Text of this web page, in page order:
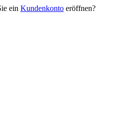
ein Kundenkonto eröffnen?